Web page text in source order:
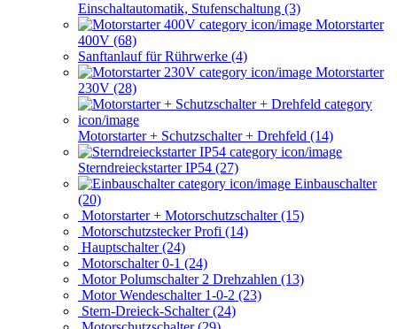
Einschaltautomatik, Stufenschaltung (3)
Motorstarter
400V (68)
Sanftanlauf für Rührwerke (4)
Motorstarter
230V (28)
Motorstarter + Schutzschalter + Drehfeld (14)
Sterndreieckstarter IP54 (27)
Einbauschalter
(20)
Motorstarter + Motorschutzschalter (15)
Motorschutzstecker Profi (14)
Hauptschalter (24)
Motorschalter 0-1 (24)
Motor Polumschalter 2 Drehzahlen (13)